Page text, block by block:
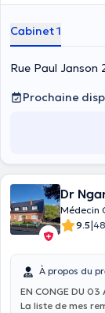
Cabinet 1
Rue Paul Janson
Prochaine
Dr
Médecin
9.5|
À propos du
EN CONGE DU 03
La liste de mes